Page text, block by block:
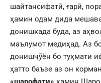
шайтансифатӣ, ғарӣ,
ҳамин одам дида
донишкада буда, аз
маълумот медиҳад. Аз
донишҷӯён бо туҳмати
ҳатто баъзе аз он